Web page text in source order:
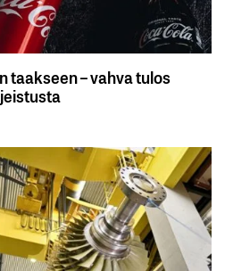
taakseen – vahva tulos